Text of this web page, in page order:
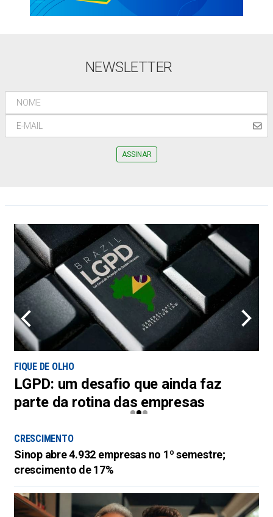
NEWSLETTER
ASSINAR
FIQUE DE OLHO
LGPD: um desafio que ainda faz
parte da rotina das empresas
CRESCIMENTO
Sinop abre 4.932 empresas no 1º semestre;
crescimento de 17%